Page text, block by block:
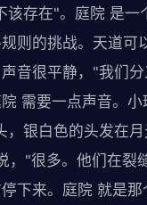
该存在"。庭院 是
则的挑战。天道
音很平静，"我们
需要一点声音。
，银白色的头发在
，"很多。他们在裂
下来。庭院 就是